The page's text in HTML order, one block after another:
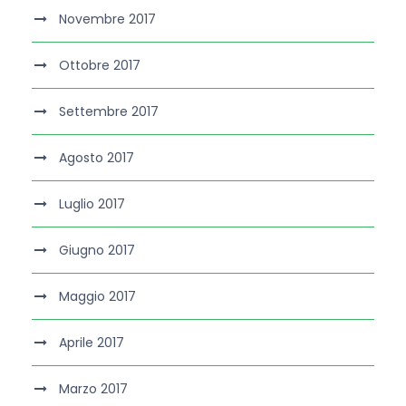
Novembre 2017
Ottobre 2017
Settembre 2017
Agosto 2017
Luglio 2017
Giugno 2017
Maggio 2017
Aprile 2017
Marzo 2017